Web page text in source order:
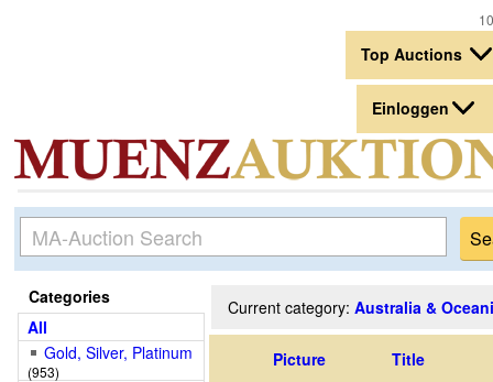
Top Auctions
Einloggen
Categories
All
Gold, Silver, Platinum
(953)
Current category: Australia &
Picture Title